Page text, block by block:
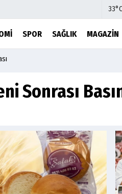
SPOR SAĞLIK MAGAZIN
Foto Galeri
Sonrası